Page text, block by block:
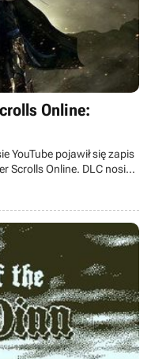
Online:
YouTube pojawił się zapis
Scrolls Online. DLC nosi
Mokradła, ojczyznę
można spotkać Histów.